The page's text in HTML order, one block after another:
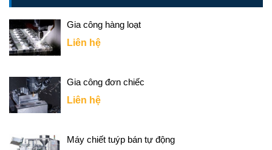
Gia công hàng loạt
Liên hệ
Gia công đơn chiếc
Liên hệ
Máy chiết tuýp bán tự động